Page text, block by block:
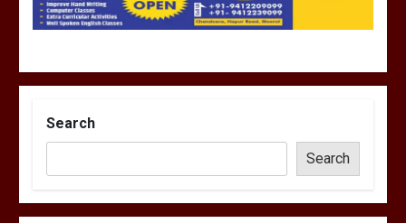
Search
Search